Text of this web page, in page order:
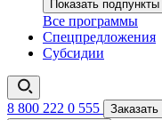
Показать
Все программы
Спецпредложения
Субсидии
8 800 222 0 555
Заказать